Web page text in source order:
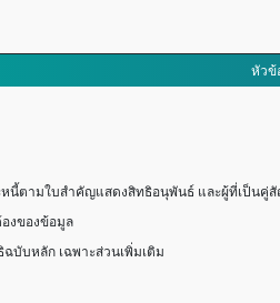
หัวข้
ามใบสำคัญแสดงสิทธิอนุพันธ์ และผู้ที่เป็นคู่สั
งของข้อมูล
บหลัก เฉพาะส่วนเพิ่มเติม